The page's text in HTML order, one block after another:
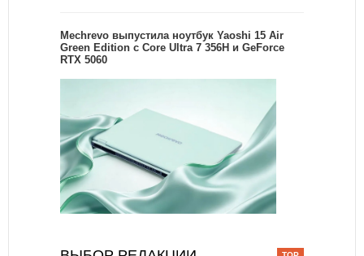
Mechrevo выпустила ноутбук Yaoshi 15 Air
Green Edition с Core Ultra 7 356H и GeForce
RTX 5060